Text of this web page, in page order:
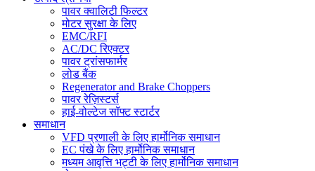
पावर क्वालिटी फिल्टर
मोटर सुरक्षा के लिए
EMC/RFI
AC/DC रिएक्टर
पावर ट्रांसफार्मर
लोड बैंक
Regenerator and Brake Choppers
पावर रेज़िस्टर्स
हाई-वोल्टेज सॉफ्ट स्टार्टर
समाधान
VFD प्रणाली के लिए हार्मोनिक समाधान
EC पंखे के लिए हार्मोनिक समाधान
मध्यम आवृत्ति भट्टी के लिए हार्मोनिक समाधान